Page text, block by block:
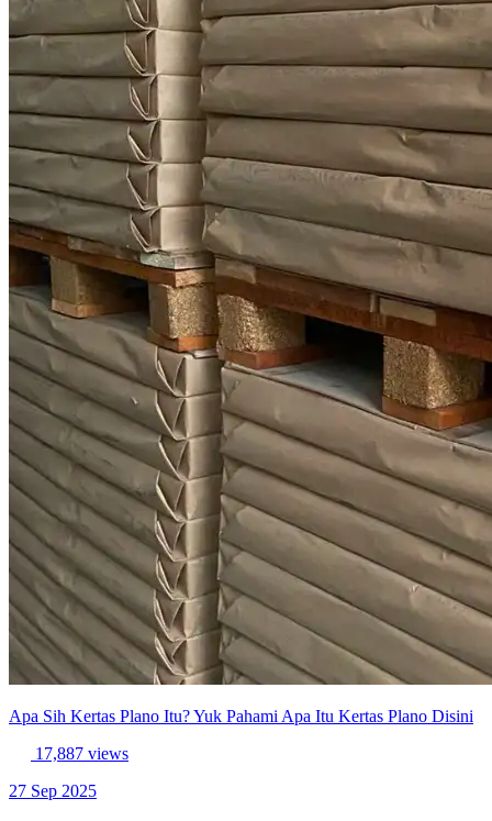
Apa Sih Kertas Plano Itu? Yuk Pahami Apa Itu Kertas Plano Disini
17,887 views
27 Sep 2025